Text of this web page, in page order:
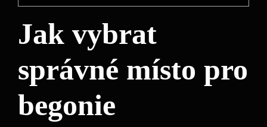
Jak vybrat
správné místo pro
begonie